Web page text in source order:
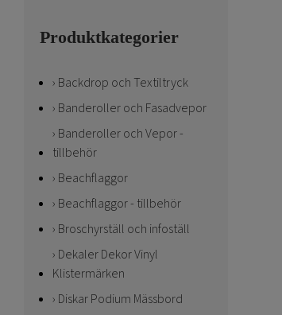
Produktkategorier
Backdrop och Textiltryck
Banderoller och Fasadvepor
Banderoller och Vepor -
tillbehör
Beachflaggor
Beachflaggor - tillbehör
Broschyrställ och infoställ
Dekaler Dekor Vinyl
Klistermärken
Diskar Podium Mässbord